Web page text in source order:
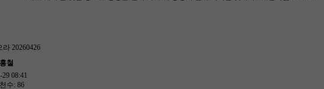
20260426
철
08:41
수: 86